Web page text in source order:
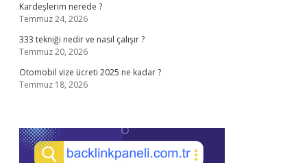
Kardeşlerim nerede ?
Temmuz 24, 2026
333 tekniği nedir ve nasıl çalışır ?
Temmuz 20, 2026
Otomobil vize ücreti 2025 ne kadar ?
Temmuz 18, 2026